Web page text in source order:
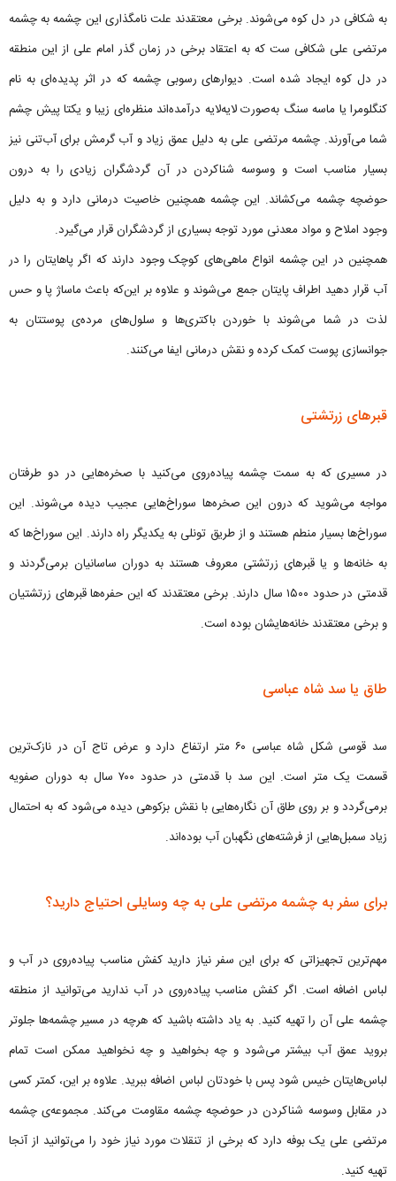
به شکافی در دل کوه می‌شوند. برخی معتقدند علت نامگذاری این چشمه به چشمه
مرتضی علی شکافی ست که به اعتقاد برخی در زمان گذر امام علی از این منطقه
در دل کوه ایجاد شده است. دیوارهای رسوبی چشمه که در اثر پدیده‌ای به نام
کنگلومرا یا ماسه سنگ به‌صورت لایه‌‌لایه درآمده‌اند منظره‌ای زیبا و یکتا پیش چشم
شما می‌آورند. چشمه مرتضی علی به دلیل عمق زیاد و آب گرمش برای آب‌تنی نیز
بسیار مناسب است و وسوسه شناکردن در آن گردشگران زیادی را به درون
حوضچه چشمه می‌کشاند. این چشمه همچنین خاصیت درمانی دارد و به دلیل
وجود املاح و مواد معدنی مورد توجه بسیاری از گردشگران قرار می‌گیرد.
همچنین در این چشمه انواع ماهی‌های کوچک وجود دارند که اگر پاهایتان را در
آب قرار دهید اطراف پایتان جمع می‌شوند و علاوه بر این‌که باعث ماساژ پا و حس
لذت در شما می‌شوند با خوردن باکتری‌ها و سلول‌های مرده‌ی پوستتان به
جوانسازی پوست کمک کرده و نقش درمانی ایفا می‌کنند.
قبرهای زرتشتی
در مسیری که به سمت چشمه پیاده‌روی می‌کنید با صخره‌هایی در دو طرفتان
مواجه می‌شوید که درون این صخره‌ها سوراخ‌هایی عجیب دیده می‌شوند. این
سوراخ‌ها بسیار منطم هستند و از طریق تونلی به یکدیگر راه دارند. این سوراخ‌ها که
به خانه‌ها و یا قبرهای زرتشتی معروف هستند به دوران ساسانیان برمی‌گردند و
قدمتی در حدود ۱۵۰۰ سال دارند. برخی معتقدند که این حفره‌ها قبرهای زرتشتیان
و برخی معتقدند خانه‌هایشان بوده‌ است.
طاق یا سد شاه عباسی
سد قوسی شکل شاه عباسی ۶۰ متر ارتفاع دارد و عرض تاج آن در نازک‌ترین
قسمت یک متر است. این سد با قدمتی در حدود ۷۰۰ سال به دوران صفویه
برمی‌گردد و بر روی طاق آن نگاره‌هایی با نقش بزکوهی دیده می‌شود که به احتمال
زیاد سمبل‌هایی از فرشته‌های نگهبان آب بوده‌اند.
برای سفر به چشمه مرتضی علی به چه وسایلی احتیاج دارید؟
مهم‌ترین تجهیزاتی که برای این سفر نیاز دارید کفش مناسب پیاده‌روی در آب و
لباس اضافه است. اگر کفش مناسب پیاده‌روی در آب ندارید می‌توانید از منطقه
چشمه علی آن را تهیه کنید. به یاد داشته باشید که هرچه در مسیر چشمه‌ها جلوتر
بروید عمق آب بیشتر می‌شود و چه بخواهید و چه نخواهید ممکن است تمام
لباس‌هایتان خیس شود پس با خودتان لباس اضافه ببرید. علاوه بر این، کمتر کسی
در مقابل وسوسه شناکردن در حوضچه چشمه مقاومت می‌کند. مجموعه‌ی چشمه
مرتضی علی یک بوفه دارد که برخی از تنقلات مورد نیاز خود را می‌توانید از آنجا
تهیه کنید.